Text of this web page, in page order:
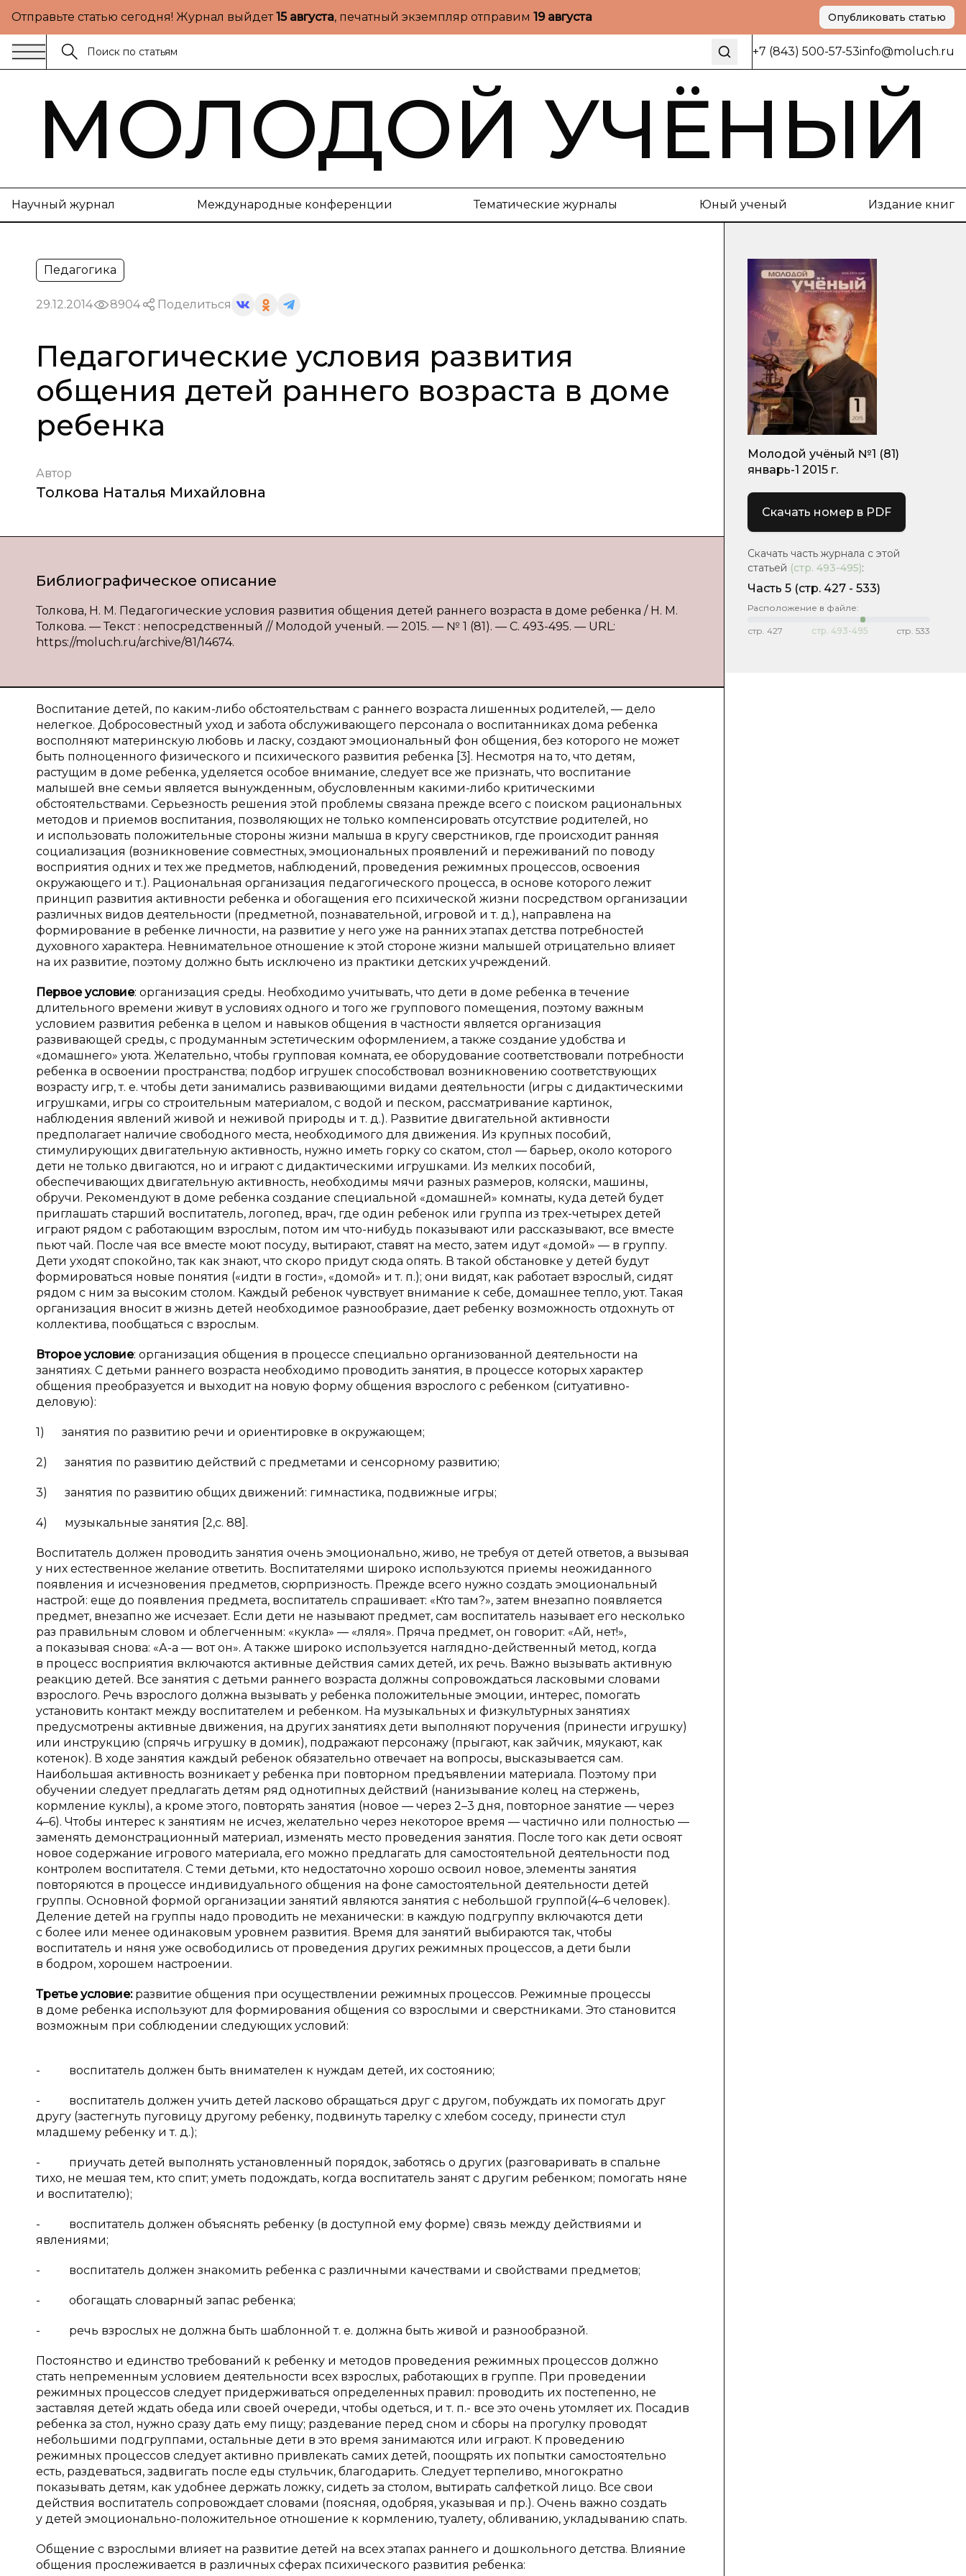
Отправьте статью сегодня! Журнал выйдет15 августа, печатный экземпляр отправим 19 августа Опубликовать статью
+7 (843) 500-57-53info@moluch.ru
МОЛОДОЙ УЧЁНЫЙ
Научный журнал Международные конференции Тематические журналы Юный ученый Издание книг
Педагогика
29.12.2014 8904 Поделиться
Педагогические условия развития
общения детей раннего возраста в доме
ребенка
Автор
Толкова Наталья Михайловна
Библиографическое описание
Толкова, Н. М. Педагогические условия развития общения детей раннего возраста в доме ребенка / Н. М.
Толкова. — Текст : непосредственный // Молодой ученый. — 2015. — № 1 (81). — С. 493-495. — URL:
https://moluch.ru/archive/81/14674.
Воспитание детей, по каким-либо обстоятельствам с раннего возраста лишенных родителей, — дело
нелегкое. Добросовестный уход и забота обслуживающего персонала о воспитанниках дома ребенка
восполняют материнскую любовь и ласку, создают эмоциональный фон общения, без которого не может
быть полноценного физического и психического развития ребенка [3]. Несмотря на то, что детям,
растущим в доме ребенка, уделяется особое внимание, следует все же признать, что воспитание
малышей вне семьи является вынужденным, обусловленным какими-либо критическими
обстоятельствами. Серьезность решения этой проблемы связана прежде всего с поиском рациональных
методов и приемов воспитания, позволяющих не только компенсировать отсутствие родителей, но
и использовать положительные стороны жизни малыша в кругу сверстников, где происходит ранняя
социализация (возникновение совместных, эмоциональных проявлений и переживаний по поводу
восприятия одних и тех же предметов, наблюдений, проведения режимных процессов, освоения
окружающего и т.). Рациональная организация педагогического процесса, в основе которого лежит
принцип развития активности ребенка и обогащения его психической жизни посредством организации
различных видов деятельности (предметной, познавательной, игровой и т. д.), направлена на
формирование в ребенке личности, на развитие у него уже на ранних этапах детства потребностей
духовного характера. Невнимательное отношение к этой стороне жизни малышей отрицательно влияет
на их развитие, поэтому должно быть исключено из практики детских учреждений.
Первое условие: организация среды. Необходимо учитывать, что дети в доме ребенка в течение
длительного времени живут в условиях одного и того же группового помещения, поэтому важным
условием развития ребенка в целом и навыков общения в частности является организация
развивающей среды, с продуманным эстетическим оформлением, а также создание удобства и
«домашнего» уюта. Желательно, чтобы групповая комната, ее оборудование соответствовали потребности
ребенка в освоении пространства; подбор игрушек способствовал возникновению соответствующих
возрасту игр, т. е. чтобы дети занимались развивающими видами деятельности (игры с дидактическими
игрушками, игры со строительным материалом, с водой и песком, рассматривание картинок,
наблюдения явлений живой и неживой природы и т. д.). Развитие двигательной активности
предполагает наличие свободного места, необходимого для движения. Из крупных пособий,
стимулирующих двигательную активность, нужно иметь горку со скатом, стол — барьер, около которого
дети не только двигаются, но и играют с дидактическими игрушками. Из мелких пособий,
обеспечивающих двигательную активность, необходимы мячи разных размеров, коляски, машины,
обручи. Рекомендуют в доме ребенка создание специальной «домашней» комнаты, куда детей будет
приглашать старший воспитатель, логопед, врач, где один ребенок или группа из трех-четырех детей
играют рядом с работающим взрослым, потом им что-нибудь показывают или рассказывают, все вместе
пьют чай. После чая все вместе моют посуду, вытирают, ставят на место, затем идут «домой» — в группу.
Дети уходят спокойно, так как знают, что скоро придут сюда опять. В такой обстановке у детей будут
формироваться новые понятия («идти в гости», «домой» и т. п.); они видят, как работает взрослый, сидят
рядом с ним за высоким столом. Каждый ребенок чувствует внимание к себе, домашнее тепло, уют. Такая
организация вносит в жизнь детей необходимое разнообразие, дает ребенку возможность отдохнуть от
коллектива, пообщаться с взрослым.
Второе условие: организация общения в процессе специально организованной деятельности на
занятиях. С детьми раннего возраста необходимо проводить занятия, в процессе которых характер
общения преобразуется и выходит на новую форму общения взрослого с ребенком (ситуативно-
деловую):
1) занятия по развитию речи и ориентировке в окружающем;
2) занятия по развитию действий с предметами и сенсорному развитию;
3) занятия по развитию общих движений: гимнастика, подвижные игры;
4) музыкальные занятия [2,с. 88].
Воспитатель должен проводить занятия очень эмоционально, живо, не требуя от детей ответов, а вызывая
у них естественное желание ответить. Воспитателями широко используются приемы неожиданного
появления и исчезновения предметов, сюрпризность. Прежде всего нужно создать эмоциональный
настрой: еще до появления предмета, воспитатель спрашивает: «Кто там?», затем внезапно появляется
предмет, внезапно же исчезает. Если дети не называют предмет, сам воспитатель называет его несколько
раз правильным словом и облегченным: «кукла» — «ляля». Пряча предмет, он говорит: «Ай, нет!»,
а показывая снова: «А-а — вот он». А также широко используется наглядно-действенный метод, когда
в процесс восприятия включаются активные действия самих детей, их речь. Важно вызывать активную
реакцию детей. Все занятия с детьми раннего возраста должны сопровождаться ласковыми словами
взрослого. Речь взрослого должна вызывать у ребенка положительные эмоции, интерес, помогать
установить контакт между воспитателем и ребенком. На музыкальных и физкультурных занятиях
предусмотрены активные движения, на других занятиях дети выполняют поручения (принести игрушку)
или инструкцию (спрячь игрушку в домик), подражают персонажу (прыгают, как зайчик, мяукают, как
котенок). В ходе занятия каждый ребенок обязательно отвечает на вопросы, высказывается сам.
Наибольшая активность возникает у ребенка при повторном предъявлении материала. Поэтому при
обучении следует предлагать детям ряд однотипных действий (нанизывание колец на стержень,
кормление куклы), а кроме этого, повторять занятия (новое — через 2–3 дня, повторное занятие — через
4–6). Чтобы интерес к занятиям не исчез, желательно через некоторое время — частично или полностью —
заменять демонстрационный материал, изменять место проведения занятия. После того как дети освоят
новое содержание игрового материала, его можно предлагать для самостоятельной деятельности под
контролем воспитателя. С теми детьми, кто недостаточно хорошо освоил новое, элементы занятия
повторяются в процессе индивидуального общения на фоне самостоятельной деятельности детей
группы. Основной формой организации занятий являются занятия с небольшой группой(4–6 человек).
Деление детей на группы надо проводить не механически: в каждую подгруппу включаются дети
с более или менее одинаковым уровнем развития. Время для занятий выбираются так, чтобы
воспитатель и няня уже освободились от проведения других режимных процессов, а дети были
в бодром, хорошем настроении.
Третье условие:развитие общения при осуществлении режимных процессов. Режимные процессы
в доме ребенка используют для формирования общения со взрослыми и сверстниками. Это становится
возможным при соблюдении следующих условий:
- воспитатель должен быть внимателен к нуждам детей, их состоянию;
- воспитатель должен учить детей ласково обращаться друг с другом, побуждать их помогать друг
другу (застегнуть пуговицу другому ребенку, подвинуть тарелку с хлебом соседу, принести стул
младшему ребенку и т. д.);
- приучать детей выполнять установленный порядок, заботясь о других (разговаривать в спальне
тихо, не мешая тем, кто спит; уметь подождать, когда воспитатель занят с другим ребенком; помогать няне
и воспитателю);
- воспитатель должен объяснять ребенку (в доступной ему форме) связь между действиями и
явлениями;
- воспитатель должен знакомить ребенка с различными качествами и свойствами предметов;
- обогащать словарный запас ребенка;
- речь взрослых не должна быть шаблонной т. е. должна быть живой и разнообразной.
Постоянство и единство требований к ребенку и методов проведения режимных процессов должно
стать непременным условием деятельности всех взрослых, работающих в группе. При проведении
режимных процессов следует придерживаться определенных правил: проводить их постепенно, не
заставляя детей ждать обеда или своей очереди, чтобы одеться, и т. п.- все это очень утомляет их. Посадив
ребенка за стол, нужно сразу дать ему пищу; раздевание перед сном и сборы на прогулку проводят
небольшими подгруппами, остальные дети в это время занимаются или играют. К проведению
режимных процессов следует активно привлекать самих детей, поощрять их попытки самостоятельно
есть, раздеваться, задвигать после еды стульчик, благодарить. Следует терпеливо, многократно
показывать детям, как удобнее держать ложку, сидеть за столом, вытирать салфеткой лицо. Все свои
действия воспитатель сопровождает словами (поясняя, одобряя, указывая и пр.). Очень важно создать
у детей эмоционально-положительное отношение к кормлению, туалету, обливанию, укладыванию спать.
Общение с взрослыми влияет на развитие детей на всех этапах раннего и дошкольного детства. Влияние
общения прослеживается в различных сферах психического развития ребенка:
Молодой учёный №1 (81)
январь-1 2015 г.
Скачать номер в PDF
Скачать часть журнала с этой
статьей (стр. 493-495):
Часть 5 (cтр. 427 - 533)
Расположение в файле:
стр. 427 стр. 493-495 стр. 533